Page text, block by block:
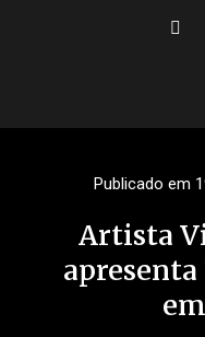
Publicado em
Artista